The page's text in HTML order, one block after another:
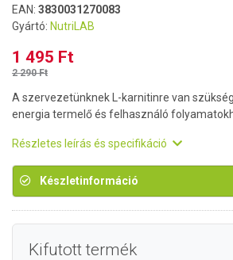
EAN: 3830031270083
Gyártó: NutriLAB
1 495 Ft
2 290 Ft
A szervezetünknek L-karnitinre van
energia termelő és felhasználó
Részletes leírás és specifikáció
Készletinformáció
Kifutott termék